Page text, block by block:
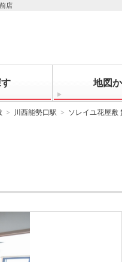
店
地図
川西能勢口駅 ソレイユ花屋敷